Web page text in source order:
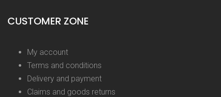
CUSTOMER ZONE
My account
Terms and conditions
Delivery and payment
Claims and goods returns